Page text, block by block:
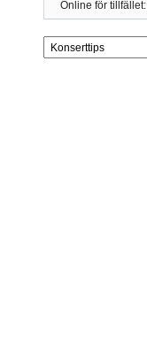
Online för tillfället: